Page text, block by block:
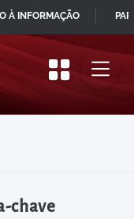
chave
À INFORMAÇÃO